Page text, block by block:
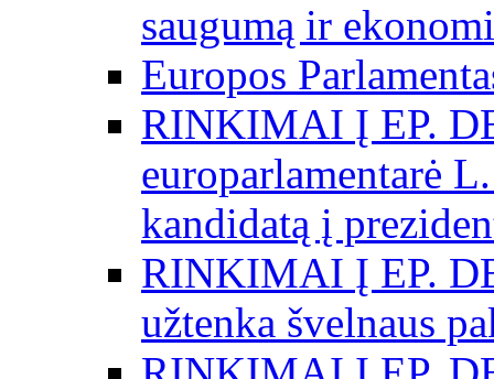
saugumą ir
Europos
RINKIMAI Į EP.
europarlamentarė
kandidatą į
RINKIMAI Į EP.
užtenka švelnaus